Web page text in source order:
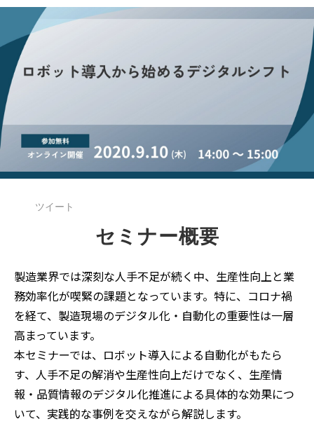
ツイート
セミナー概要
製造業界では深刻な人手不足が続く中、生産性向上と業
務効率化が喫緊の課題となっています。特に、コロナ禍
を経て、製造現場のデジタル化・自動化の重要性は一層
高まっています。
本セミナーでは、ロボット導入による自動化がもたら
す、人手不足の解消や生産性向上だけでなく、生産情
報・品質情報のデジタル化推進による具体的な効果につ
いて、実践的な事例を交えながら解説します。